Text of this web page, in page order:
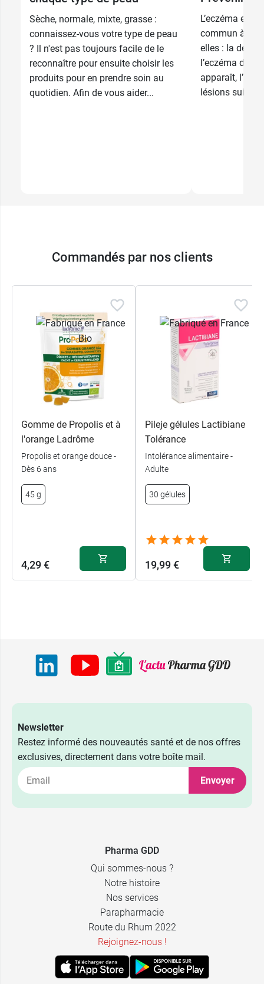
Sèche, normale, mixte, grasse :
connaissez-vous votre type de peau
? Il n'est pas toujours facile de le
reconnaître pour ensuite choisir les
produits pour en prendre soin au
quotidien. Afin de vous aider...
L’eczéma est
commun à
elles : la
l’eczéma de
apparaît,
lésions
Commandés par nos clients
Gomme de Propolis et à
l'orange Ladrôme
Propolis et orange douce -
Dès 6 ans
45 g
4,29 €
Pileje gélules Lactibiane
Tolérance
Intolérance alimentaire -
Adulte
30 gélules
19,99 €
Newsletter
Restez informé des nouveautés santé et de nos offres
exclusives, directement dans votre boîte mail.
Envoyer
Pharma GDD
Qui sommes-nous ?
Notre histoire
Nos services
Parapharmacie
Route du Rhum 2022
Rejoignez-nous !